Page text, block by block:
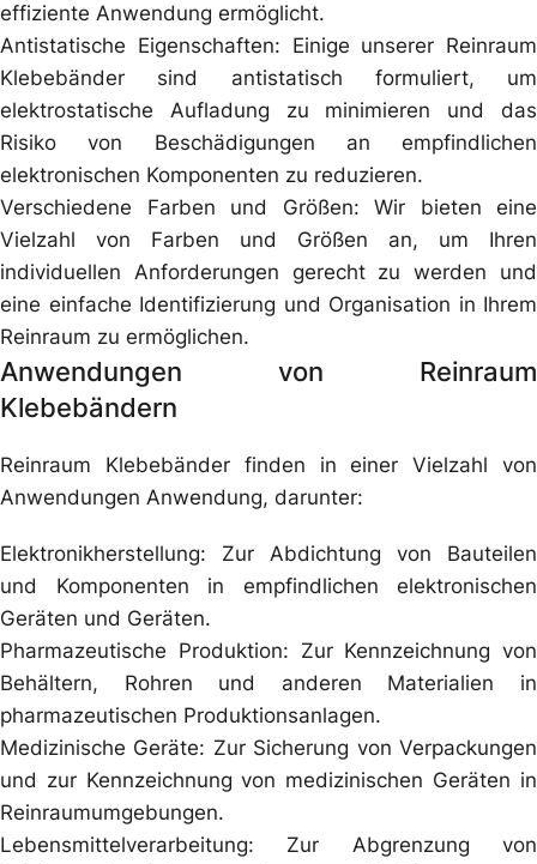
effiziente Anwendung ermöglicht.
Antistatische Eigenschaften: Einige unserer Reinraum
Klebebänder sind antistatisch formuliert, um
elektrostatische Aufladung zu minimieren und das
Risiko von Beschädigungen an empfindlichen
elektronischen Komponenten zu reduzieren.
Verschiedene Farben und Größen: Wir bieten eine
Vielzahl von Farben und Größen an, um Ihren
individuellen Anforderungen gerecht zu werden und
eine einfache Identifizierung und Organisation in Ihrem
Reinraum zu ermöglichen.
Anwendungen von Reinraum
Klebebändern
Reinraum Klebebänder finden in einer Vielzahl von
Anwendungen Anwendung, darunter:
Elektronikherstellung: Zur Abdichtung von Bauteilen
und Komponenten in empfindlichen elektronischen
Geräten und Geräten.
Pharmazeutische Produktion: Zur Kennzeichnung von
Behältern, Rohren und anderen Materialien in
pharmazeutischen Produktionsanlagen.
Medizinische Geräte: Zur Sicherung von Verpackungen
und zur Kennzeichnung von medizinischen Geräten in
Reinraumumgebungen.
Lebensmittelverarbeitung: Zur Abgrenzung von